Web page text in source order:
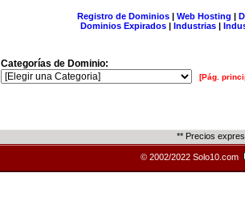
Registro de Dominios| Web Hosting |
Dominios Expirados | Industrias |
Categorías de Dominio:
[Pág.
** Precios
© 2002/2022 Solo10.com